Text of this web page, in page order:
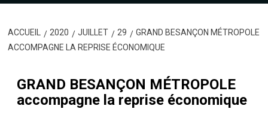
ACCUEIL 2020 JUILLET 29
GRAND BESANÇON MÉTROPOLE
ACCOMPAGNE LA REPRISE ÉCONOMIQUE
GRAND BESANÇON MÉTROPOLE
accompagne la reprise économique